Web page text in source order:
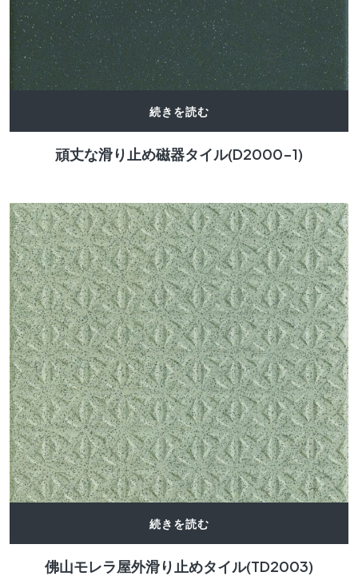
続きを読む
頑丈な滑り止め磁器タイル(D2000-1)
続きを読む
佛山モレラ屋外滑り止めタイル(TD2003)